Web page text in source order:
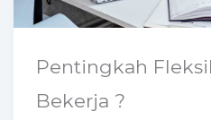
Pentingkah
Bekerja ?